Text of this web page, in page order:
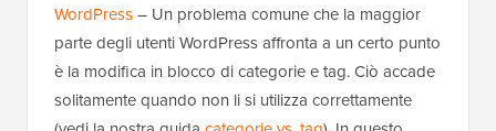
WordPress– Un problema comune che la maggior
parte degli utenti WordPress affronta a un certo punto
è la modifica in blocco di categorie e tag. Ciò accade
solitamente quando non li si utilizza correttamente